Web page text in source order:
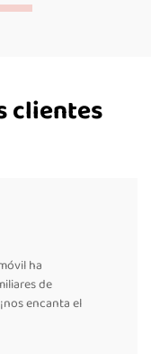
clientes
ha
de
encanta el